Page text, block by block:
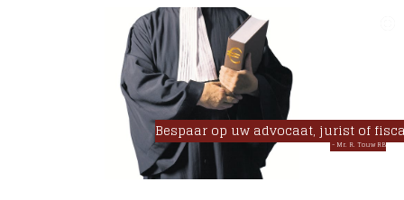
Bespaar op uw advocaat, jurist of
- Mr. R. Touw RB -